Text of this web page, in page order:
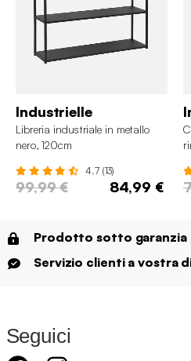
Industrielle
Libreria industriale in metallo
nero, 120cm
4.7 (13)
99,99 € 84,99 €
Prodotto sotto garanzia
Servizio clienti a vostra
Seguici